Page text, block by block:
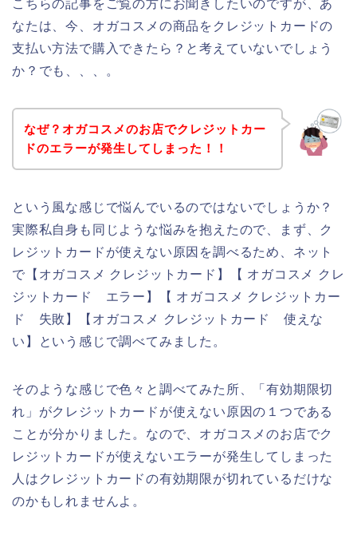
こちらの記事をご覧の方にお聞きしたいのですが、あ
なたは、今、オガコスメの商品をクレジットカードの
支払い方法で購入できたら？と考えていないでしょう
か？でも、、、。
なぜ？オガコスメのお店でクレジットカー
ドのエラーが発生してしまった！！
という風な感じで悩んでいるのではないでしょうか？
実際私自身も同じような悩みを抱えたので、まず、ク
レジットカードが使えない原因を調べるため、ネット
で【オガコスメ クレジットカード】【 オガコスメ クレ
ジットカード エラー】【 オガコスメ クレジットカー
ド 失敗】【オガコスメ クレジットカード 使えな
い】という感じで調べてみました。
そのような感じで色々と調べてみた所、「有効期限切
れ」がクレジットカードが使えない原因の１つである
ことが分かりました。なので、オガコスメのお店でク
レジットカードが使えないエラーが発生してしまった
人はクレジットカードの有効期限が切れているだけな
のかもしれませんよ。